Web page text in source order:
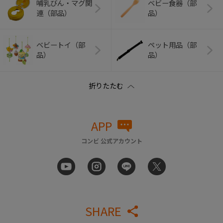
哺乳びん・マグ関
連（部品）
ベビー食器（部
品）
ベビートイ（部
品）
ペット用品（部
品）
APP
コンビ 公式アカウント
SHARE